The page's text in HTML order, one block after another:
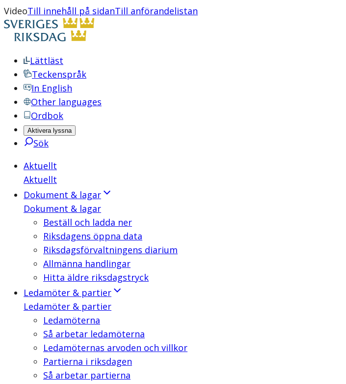
VideoTill innehåll på sidanTill anförandelistan
Lättläst
Teckenspråk
In English
Other languages
Ordbok
Aktivera lyssna
Sök
Aktuellt
Aktuellt
Dokument & lagar
Dokument & lagar
Beställ och ladda ner
Riksdagens öppna data
Riksdagsförvaltningens diarium
Allmänna handlingar
Hitta äldre riksdagstryck
Ledamöter & partier
Ledamöter & partier
Ledamöterna
Så arbetar ledamöterna
Ledamöternas arvoden och villkor
Partierna i riksdagen
Så arbetar partierna